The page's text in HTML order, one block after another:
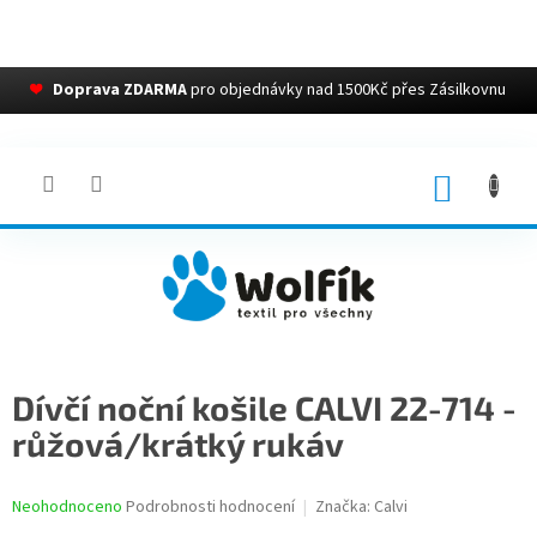
❤ Doprava ZDARMApro objednávky nad 1500Kč přes Zásilkovnu
Dívčí noční košile CALVI 22-714 -
růžová/krátký rukáv
Průměrné
Neohodnoceno Podrobnosti hodnocení Značka: Calvi